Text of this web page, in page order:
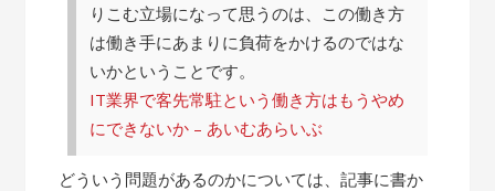
りこむ立場になって思うのは、この働き方
は働き手にあまりに負荷をかけるのではな
いかということです。
IT業界で客先常駐という働き方はもうやめ
にできないか – あいむあらいぶ
どういう問題があるのかについては、記事に書か